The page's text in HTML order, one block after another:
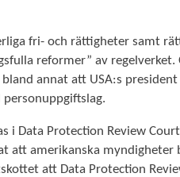
fri- och rättigheter samt
reformer” av
annat att USA:s
Data Protection Review
amerikanska myndigheter
att Data Protection